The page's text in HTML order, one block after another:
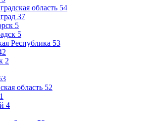
область 54
37
5
5
Республика 53
2
область 52
4